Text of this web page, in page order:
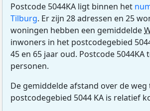
Postcode 5044KA ligt binnen het
Tilburg. Er zijn 28 adressen en 25
woningen hebben een gemiddelde
inwoners in het postcodegebied
45 en 65 jaar oud. Postcode
personen.
De gemiddelde afstand over de
postcodegebied 5044 KA is relatief